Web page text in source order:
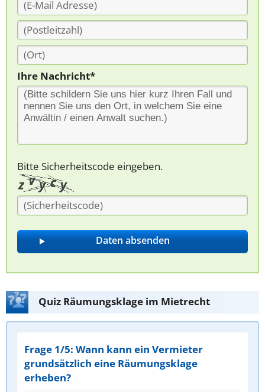
Ihre Nachricht*
Bitte Sicherheitscode eingeben.
Quiz Räumungsklage im Mietrecht
Frage 1/5: Wann kann ein Vermieter
grundsätzlich eine Räumungsklage
erheben?